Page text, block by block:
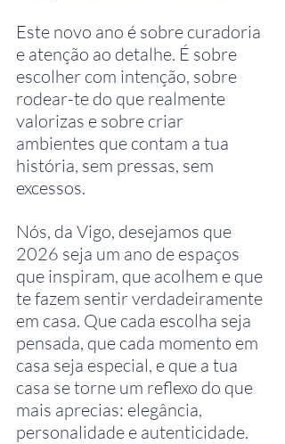
Este novo ano é sobre curadoria
e atenção ao detalhe. É sobre
escolher com intenção, sobre
rodear-te do que realmente
valorizas e sobre criar
ambientes que contam a tua
história, sem pressas, sem
excessos.
Nós, da Vigo, desejamos que
2026 seja um ano de espaços
que inspiram, que acolhem e que
te fazem sentir verdadeiramente
em casa. Que cada escolha seja
pensada, que cada momento em
casa seja especial, e que a tua
casa se torne um reflexo do que
mais aprecias: elegância,
personalidade e autenticidade.